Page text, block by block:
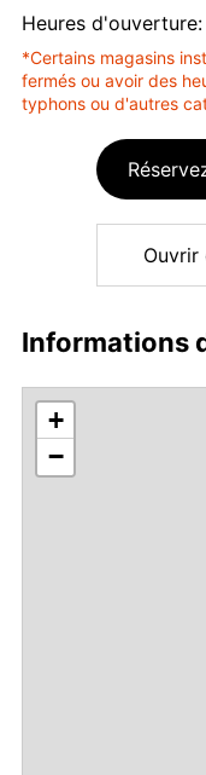
Heures d'ouverture:
*Certains magasins
fermés ou avoir des
typhons ou d'autres
Ouvrir
Informations
+
−